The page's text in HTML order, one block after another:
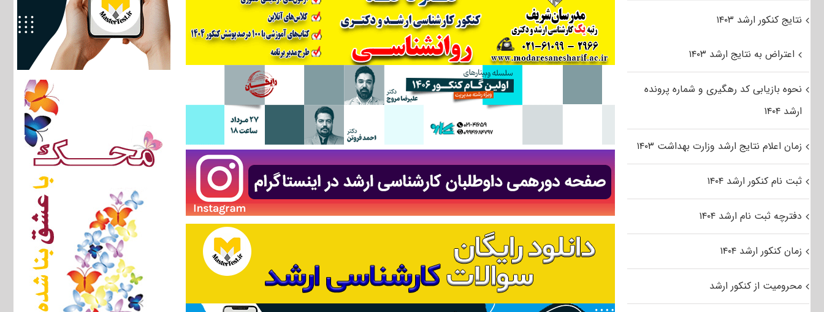
نتایج کنکور ارشد ۱۴۰۳
اعتراض به نتایج ارشد ۱۴۰۳
نحوه بازیابی کد رهگیری و شماره پرونده
ارشد ۱۴۰۴
زمان اعلام نتایج ارشد وزارت بهداشت ۱۴۰۳
ثبت نام کنکور ارشد ۱۴۰۴
دفترچه ثبت نام ارشد ۱۴۰۴
زمان کنکور ارشد ۱۴۰۴
محرومیت از کنکور ارشد